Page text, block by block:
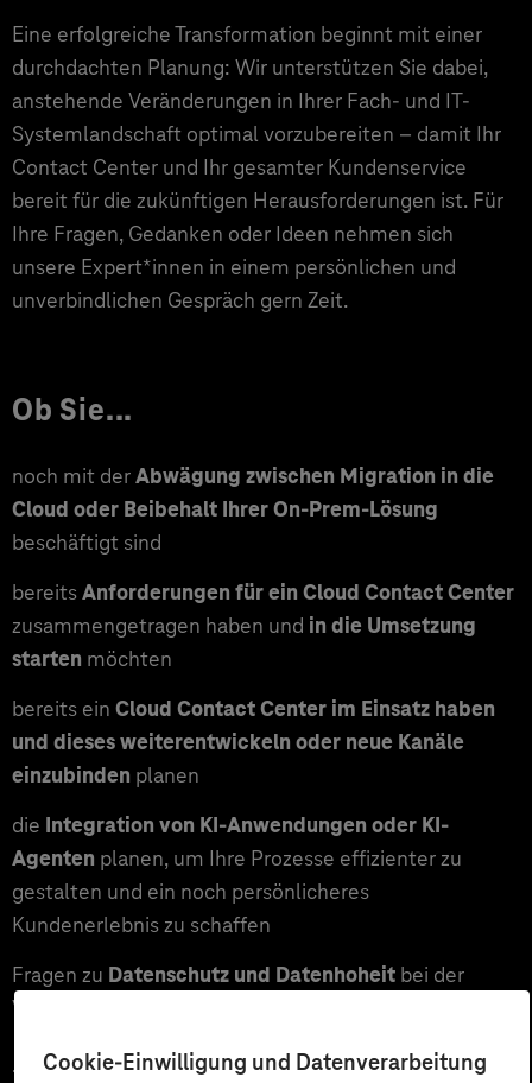
Cookie-Einwilligung und Datenverarbeitung
Eine erfolgreiche Transformation beginnt mit einer
durchdachten Planung: Wir unterstützen Sie dabei,
anstehende Veränderungen in Ihrer Fach- und IT-
Systemlandschaft optimal vorzubereiten – damit Ihr
Contact Center und Ihr gesamter Kundenservice
bereit für die zukünftigen Herausforderungen ist. Für
Ihre Fragen, Gedanken oder Ideen nehmen sich
unsere Expert*innen in einem persönlichen und
unverbindlichen Gespräch gern Zeit.
Ob Sie...
noch mit derAbwägung zwischen Migration in die
Cloud oder Beibehalt Ihrer On-Prem-Lösung
beschäftigt sind
bereitsAnforderungen für ein Cloud Contact Center
zusammengetragen haben und in die Umsetzung
starten möchten
bereits ein Cloud Contact Center im Einsatz haben
und dieses weiterentwickeln oder neue Kanäle
einzubinden planen
die Integration von KI-Anwendungen oder KI-
Agenten planen, um Ihre Prozesse effizienter zu
gestalten und ein noch persönlicheres
Kundenerlebnis zu schaffen
Fragen zu Datenschutz und Datenhoheit bei der
Verwendung von Cloud-Lösungen haben
...wir freuen uns auf Ihr Anliegen und das Gespräch mit